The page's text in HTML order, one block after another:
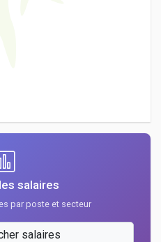
salaires
par poste et secteur
salaires